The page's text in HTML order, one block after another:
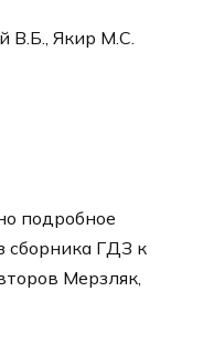
В.Б., Якир М.С.
подробное
сборника ГДЗ к
Мерзляк,